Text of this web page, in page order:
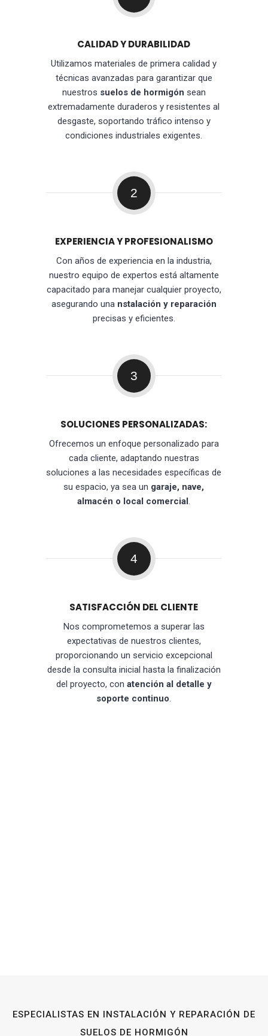
CALIDAD Y DURABILIDAD
Utilizamos materiales de primera calidad y
técnicas avanzadas para garantizar que
nuestros suelos de hormigón sean
extremadamente duraderos y resistentes al
desgaste, soportando tráfico intenso y
condiciones industriales exigentes.
2
EXPERIENCIA Y PROFESIONALISMO
Con años de experiencia en la industria,
nuestro equipo de expertos está altamente
capacitado para manejar cualquier proyecto,
asegurando una nstalación y reparación
precisas y eficientes.
3
SOLUCIONES PERSONALIZADAS:
Ofrecemos un enfoque personalizado para
cada cliente, adaptando nuestras
soluciones a las necesidades específicas de
su espacio, ya sea un garaje, nave,
almacén o local comercial.
4
SATISFACCIÓN DEL CLIENTE
Nos comprometemos a superar las
expectativas de nuestros clientes,
proporcionando un servicio excepcional
desde la consulta inicial hasta la finalización
del proyecto, con atención al detalle y
soporte continuo.
ESPECIALISTAS EN INSTALACIÓN Y REPARACIÓN DE
SUELOS DE HORMIGÓN